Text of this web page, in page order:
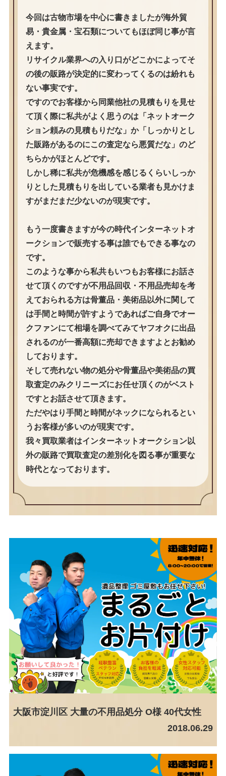
今回は古物市場を中心に書きましたが海外貿
易・貴金属・宝石類についてもほぼ同じ事が言
えます。
リサイクル業界への入り口がどこかによってそ
の後の販路が決定的に変わってくるのは紛れも
ない事実です。
ですのでお客様から同業他社の見積もりを見せ
て頂く際に私共がよく思うのは「ネットオーク
ション頼みの見積もりだな」か「しっかりとし
た販路があるのにこの査定なら悪質だな」のど
ちらかがほとんどです。
しかし稀に私共が危機感を感じるくらいしっか
りとした見積もりを出している業者も見かけま
すがまだまだ少ないのが現実です。
もう一度書きますが今の時代インターネットオ
ークションで販売する事は誰でもできる事なの
です。
このような事から私共もいつもお客様にお話さ
せて頂くのですが不用品回収・不用品売却を考
えておられる方は骨董品・美術品以外に関して
は手間と時間が許すようであればご自身でオー
クファンにて相場を調べてみてヤフオクに出品
されるのが一番高額に売却できますよとお勧め
しております。
そして売れない物の処分や骨董品や美術品の買
取査定のみクリニーズにお任せ頂くのがベスト
ですとお話させて頂きます。
ただやはり手間と時間がネックになられるとい
うお客様が多いのが現実です。
我々買取業者はインターネットオークション以
外の販路で買取査定の差別化を図る事が重要な
時代となっております。
大阪市淀川区 大量の不用品処分 O様 40代女性
2018.06.29